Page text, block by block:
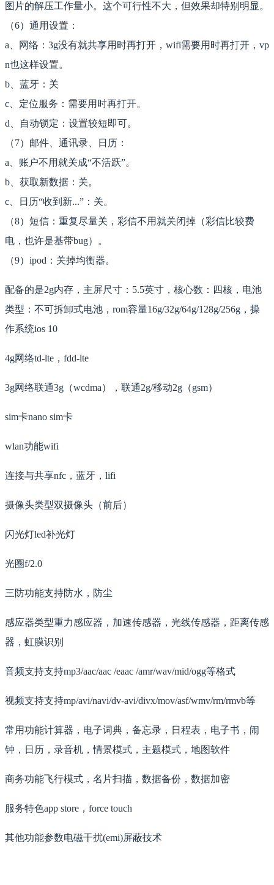
图片的解压工作量小。这个可行性不大，但效果却特别明显。
（6）通用设置：
a、网络：3g没有就共享用时再打开，wifi需要用时再打开，vp
n也这样设置。
b、蓝牙：关
c、定位服务：需要用时再打开。
d、自动锁定：设置较短即可。
（7）邮件、通讯录、日历：
a、账户不用就关成“不活跃”。
b、获取新数据：关。
c、日历“收到新...”：关。
（8）短信：重复尽量关，彩信不用就关闭掉（彩信比较费
电，也许是基带bug）。
（9）ipod：关掉均衡器。
配备的是2g内存，主屏尺寸：5.5英寸，核心数：四核，电池
类型：不可拆卸式电池，rom容量16g/32g/64g/128g/256g，操
作系统ios 10
4g网络td-lte，fdd-lte
3g网络联通3g（wcdma），联通2g/移动2g（gsm）
sim卡nano sim卡
wlan功能wifi
连接与共享nfc，蓝牙，lifi
摄像头类型双摄像头（前后）
闪光灯led补光灯
光圈f/2.0
三防功能支持防水，防尘
感应器类型重力感应器，加速传感器，光线传感器，距离传感
器，虹膜识别
音频支持支持mp3/aac/aac /eaac /amr/wav/mid/ogg等格式
视频支持支持mp/avi/navi/dv-avi/divx/mov/asf/wmv/rm/rmvb等
常用功能计算器，电子词典，备忘录，日程表，电子书，闹
钟，日历，录音机，情景模式，主题模式，地图软件
商务功能飞行模式，名片扫描，数据备份，数据加密
服务特色app store，force touch
其他功能参数电磁干扰(emi)屏蔽技术